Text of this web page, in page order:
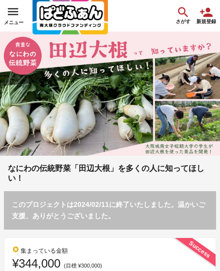
メニュー さがす 新規登録
なにわの伝統野菜「田辺大根」を多くの人に知ってほし
い！
このプロジェクトは2024/02/11に終了いたしました。温かいご
支援、ありがとうございました。
Success
stars 集まっている金額
¥344,000 (目標 ¥300,000)